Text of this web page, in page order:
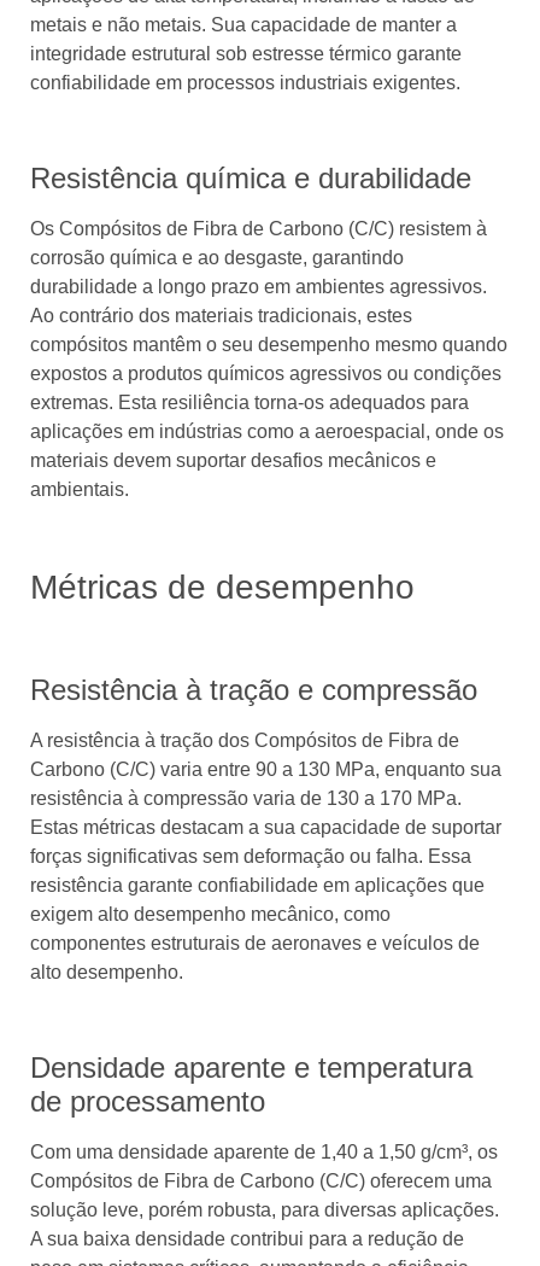
metais e não metais. Sua capacidade de manter a
integridade estrutural sob estresse térmico garante
confiabilidade em processos industriais exigentes.
Resistência química e durabilidade
Os Compósitos de Fibra de Carbono (C/C) resistem à
corrosão química e ao desgaste, garantindo
durabilidade a longo prazo em ambientes agressivos.
Ao contrário dos materiais tradicionais, estes
compósitos mantêm o seu desempenho mesmo quando
expostos a produtos químicos agressivos ou condições
extremas. Esta resiliência torna-os adequados para
aplicações em indústrias como a aeroespacial, onde os
materiais devem suportar desafios mecânicos e
ambientais.
Métricas de desempenho
Resistência à tração e compressão
A resistência à tração dos Compósitos de Fibra de
Carbono (C/C) varia entre 90 a 130 MPa, enquanto sua
resistência à compressão varia de 130 a 170 MPa.
Estas métricas destacam a sua capacidade de suportar
forças significativas sem deformação ou falha. Essa
resistência garante confiabilidade em aplicações que
exigem alto desempenho mecânico, como
componentes estruturais de aeronaves e veículos de
alto desempenho.
Densidade aparente e temperatura
de processamento
Com uma densidade aparente de 1,40 a 1,50 g/cm³, os
Compósitos de Fibra de Carbono (C/C) oferecem uma
solução leve, porém robusta, para diversas aplicações.
A sua baixa densidade contribui para a redução de